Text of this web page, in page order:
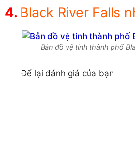
Black River Falls
Bản đồ vệ tinh thành phố
Để lại đánh giá của bạn